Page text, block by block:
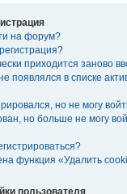
на форум?
приходится заново
появлялся в списке
но не могу
но больше не могу
функция «Удалить
пользователя